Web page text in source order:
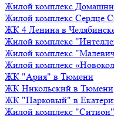
Жилой комплекс
Жилой комплекс Сердце
ЖК 4 Ленина в
Жилой комплекс
Жилой комплекс
Жилой комплекс
ЖК "Ария" в Тюмени
ЖК Никольский в Тюмени
ЖК "Парковый" в
Жилой комплекс